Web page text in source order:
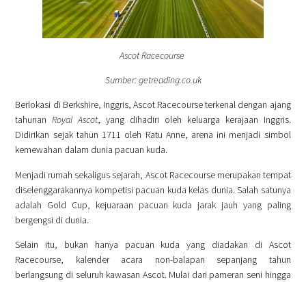
Ascot Racecourse
Sumber: getreading.co.uk
Berlokasi di Berkshire, Inggris, Ascot Racecourse terkenal dengan ajang
tahunanRoyal Ascot, yang dihadiri oleh keluarga kerajaan Inggris.
Didirikan sejak tahun 1711 oleh Ratu Anne, arena ini menjadi simbol
kemewahan dalam dunia pacuan kuda.
Menjadi rumah sekaligus sejarah, Ascot Racecourse merupakan tempat
diselenggarakannya kompetisi pacuan kuda kelas dunia. Salah satunya
adalah Gold Cup, kejuaraan pacuan kuda jarak jauh yang paling
bergengsi di dunia.
Selain itu, bukan hanya pacuan kuda yang diadakan di Ascot
Racecourse, kalender acara non-balapan sepanjang tahun
berlangsung di seluruh kawasan Ascot. Mulai dari pameran seni hingga